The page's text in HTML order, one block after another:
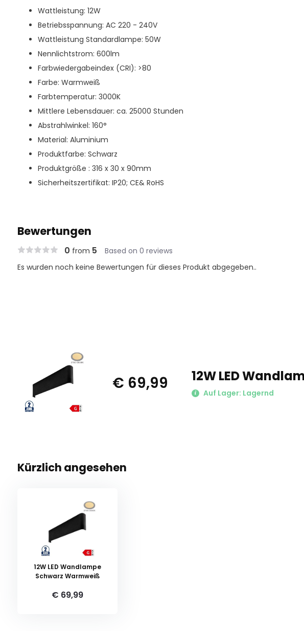
Wattleistung: 12W
Betriebsspannung: AC 220 - 240V
Wattleistung Standardlampe: 50W
Nennlichtstrom: 600lm
Farbwiedergabeindex (CRI): >80
Farbe: Warmweiß
Farbtemperatur: 3000K
Mittlere Lebensdauer: ca. 25000 Stunden
Abstrahlwinkel: 160°
Material: Aluminium
Produktfarbe: Schwarz
Produktgröße : 316 x 30 x 90mm
Sicherheitszertifikat: IP20; CE& RoHS
Bewertungen
0 from 5 Based on 0 reviews
Es wurden noch keine Bewertungen für dieses Produkt abgegeben..
€ 69,99 12W LED
Auf Lager: Lagernd
Kürzlich angesehen
12W LED Wandlampe
Schwarz Warmweiß
€ 69,99